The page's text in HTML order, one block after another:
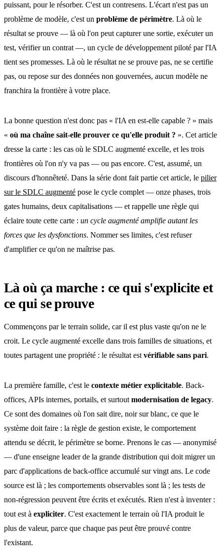
puissant, pour le résorber. C'est un contresens. L'écart n'est pas un
problème de modèle, c'est un problème de périmètre. Là où le
résultat se prouve — là où l'on peut capturer une sortie, exécuter un
test, vérifier un contrat —, un cycle de développement piloté par l'IA
tient ses promesses. Là où le résultat ne se prouve pas, ne se certifie
pas, ou repose sur des données non gouvernées, aucun modèle ne
franchira la frontière à votre place.
La bonne question n'est donc pas « l'IA en est-elle capable ? » mais
« où ma chaîne sait-elle prouver ce qu'elle produit ? ». Cet article
dresse la carte : les cas où le SDLC augmenté excelle, et les trois
frontières où l'on n'y va pas — ou pas encore. C'est, assumé, un
discours d'honnêteté. Dans la série dont fait partie cet article, le pilier
sur le SDLC augmenté pose le cycle complet — onze phases, trois
gates humains, deux capitalisations — et rappelle une règle qui
éclaire toute cette carte : un cycle augmenté amplifie autant les
forces que les dysfonctions. Nommer ses limites, c'est refuser
d'amplifier ce qu'on ne maîtrise pas.
Là où ça marche : ce qui s'explicite et
ce qui se prouve
Commençons par le terrain solide, car il est plus vaste qu'on ne le
croit. Le cycle augmenté excelle dans trois familles de situations, et
toutes partagent une propriété : le résultat est vérifiable sans pari.
La première famille, c'est le contexte métier explicitable. Back-
offices, APIs internes, portails, et surtout modernisation de legacy.
Ce sont des domaines où l'on sait dire, noir sur blanc, ce que le
système doit faire : la règle de gestion existe, le comportement
attendu se décrit, le périmètre se borne. Prenons le cas — anonymisé
— d'une enseigne leader de la grande distribution qui doit migrer un
parc d'applications de back-office accumulé sur vingt ans. Le code
source est là ; les comportements observables sont là ; les tests de
non-régression peuvent être écrits et exécutés. Rien n'est à inventer :
tout est à expliciter. C'est exactement le terrain où l'IA produit le
plus de valeur, parce que chaque pas peut être prouvé contre
l'existant.